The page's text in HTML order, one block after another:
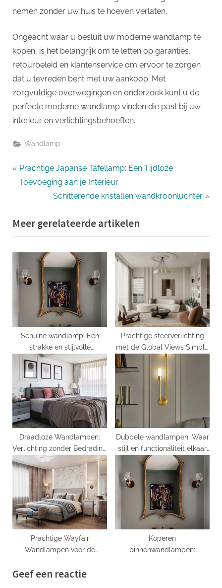
nemen zonder uw huis te hoeven verlaten.
Ongeacht waar u besluit uw moderne wandlamp te
kopen, is het belangrijk om te letten op garanties,
retourbeleid en klantenservice om ervoor te zorgen
dat u tevreden bent met uw aankoop. Met
zorgvuldige overwegingen en onderzoek kunt u de
perfecte moderne wandlamp vinden die past bij uw
interieur en verlichtingsbehoeften.
Wandlamp
Bericht
navigatie
P
r
o
u
P
Prachtige Japanse Tafellamp: Een Tijdloze
Toevoeging aan je Interieur
N
x
t
P
o
s
t
:
Schitterende kristallen wandkroonluchter
Meer gerelateerde artikelen
Schuine wandlamp: Een
strakke en stijlvolle
toevoeging aan je interieur
Prachtige sfeerverlichting
met de Global Views Simple
Grande Wall Hurricane
Candle Holder
Draadloze Wandlampen:
Verlichting zonder Bedrading
met Sconce Light.
Dubbele wandlampen: Waar
stijl en functionaliteit elkaar
ontmoeten
Prachtige Wayfair
Wandlampen voor de
Koperen
binnenwandlampen:
Geef een reactie